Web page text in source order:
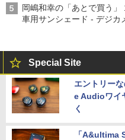
岡嶋和幸の「あとで買う
車用サンシェード - デジカ
Special Site
エントリー
e Audioワイ
く
「A&ultima